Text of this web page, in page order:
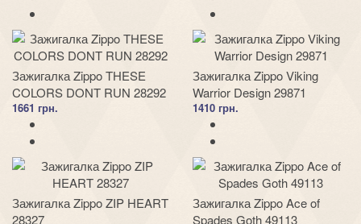
Зажигалка Zippo THESE
COLORS DONT RUN 28292
1661 грн.
Зажигалка Zippo Viking
Warrior Design 29871
1410 грн.
Зажигалка Zippo ZIP HEART
28327
Зажигалка Zippo Ace of
Spades Goth 49113